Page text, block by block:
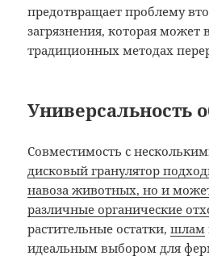
предотвращает проблему
загрязнения, которая может
традиционных методах
Универсальность
Совместимость с
дисковый гранулятор
навоза животных, но и
различные органические
растительные остатки,шлам
идеальным выбором для